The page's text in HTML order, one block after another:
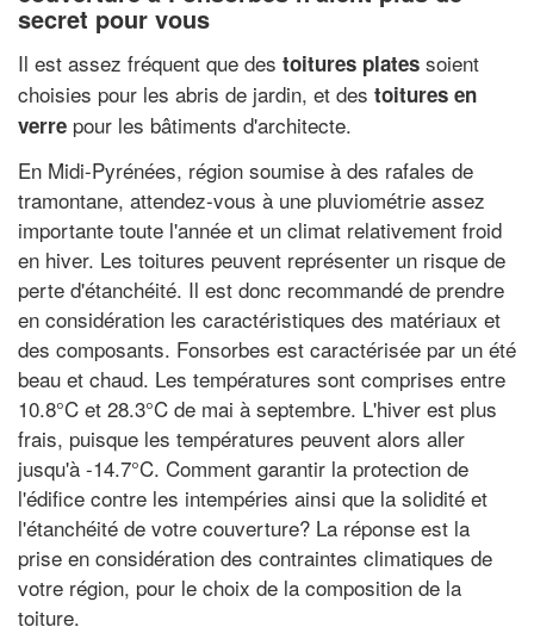
secret pour vous
Il est assez fréquent que des toitures plates soient
choisies pour les abris de jardin, et des toitures en
verre pour les bâtiments d'architecte.
En Midi-Pyrénées, région soumise à des rafales de
tramontane, attendez-vous à une pluviométrie assez
importante toute l'année et un climat relativement froid
en hiver. Les toitures peuvent représenter un risque de
perte d'étanchéité. Il est donc recommandé de prendre
en considération les caractéristiques des matériaux et
des composants. Fonsorbes est caractérisée par un été
beau et chaud. Les températures sont comprises entre
10.8°C et 28.3°C de mai à septembre. L'hiver est plus
frais, puisque les températures peuvent alors aller
jusqu'à -14.7°C. Comment garantir la protection de
l'édifice contre les intempéries ainsi que la solidité et
l'étanchéité de votre couverture? La réponse est la
prise en considération des contraintes climatiques de
votre région, pour le choix de la composition de la
toiture.